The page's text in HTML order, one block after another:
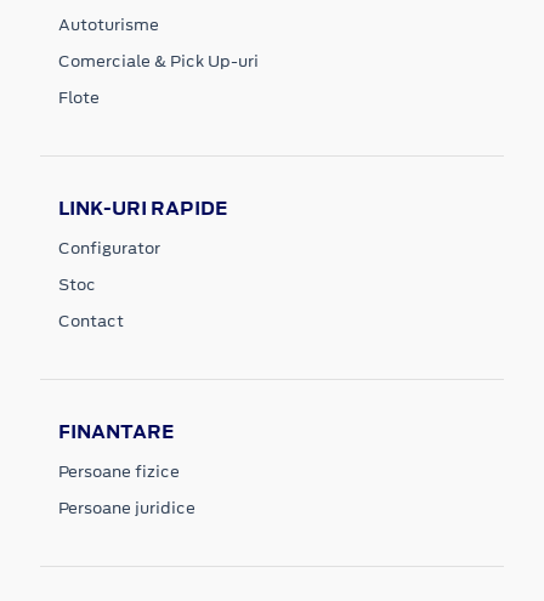
Autoturisme
Comerciale & Pick Up-uri
Flote
LINK-URI RAPIDE
Configurator
Stoc
Contact
FINANTARE
Persoane fizice
Persoane juridice